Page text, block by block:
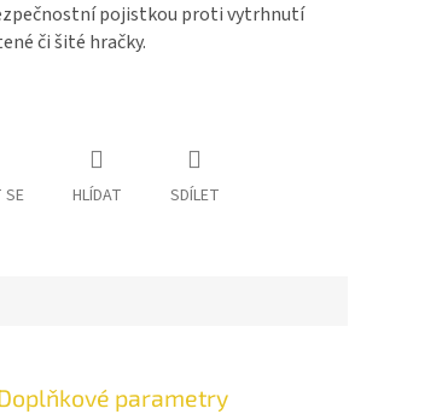
pojistkou proti vytrhnutí
či šité hračky.
SE HLÍDAT SDÍLET
parametry